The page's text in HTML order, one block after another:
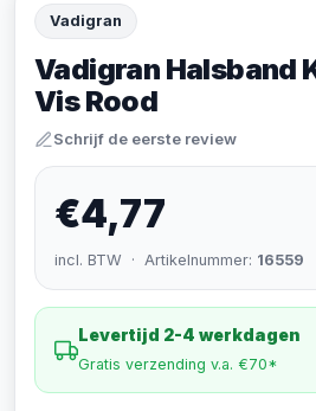
Vadigran
Vadigran Halsband
Vis Rood
Schrijf de eerste review
€4,77
incl. BTW · Artikelnummer: 16559
Levertijd 2-4 werkdagen
Gratis verzending v.a. €70*